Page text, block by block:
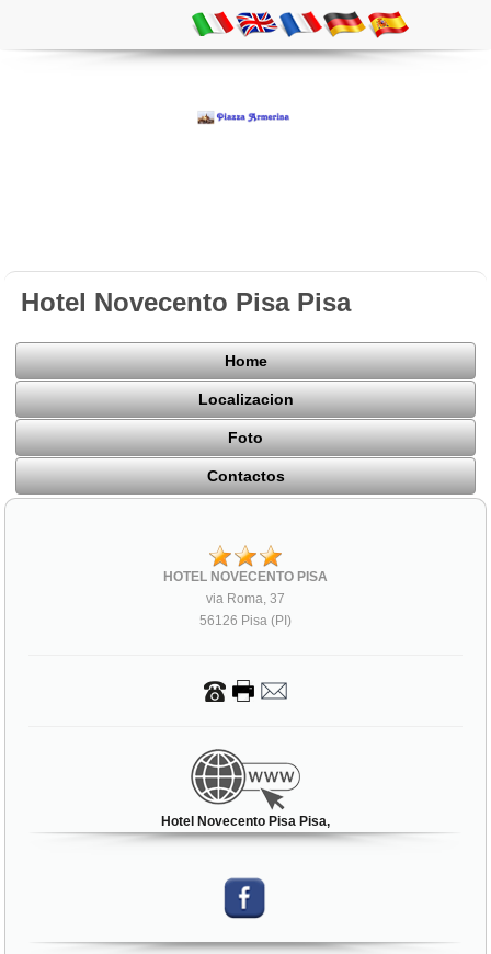
Hotel Novecento Pisa Pisa
Home
Localizacion
Foto
Contactos
HOTEL NOVECENTO PISA
via Roma, 37
56126 Pisa (PI)
Hotel Novecento Pisa Pisa,